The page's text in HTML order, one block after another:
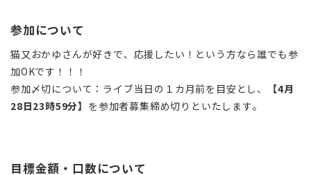
参加について
猫又おかゆさんが好きで、応援したい！という方なら誰でも参
加OKです！！！
参加〆切について：ライブ当日の１カ月前を目安とし、
【4月
28日23時59分】 を参加者募集締め切りといたします。
目標金額・口数について